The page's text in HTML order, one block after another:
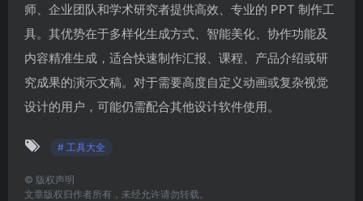
师、企业团队和学术研究者提供高效、专业的 PPT 制作工
具。其优势在于多样化生成方式、智能美化、协作功能及
内容精准生成，适合快速制作汇报、课程、产品介绍或研
究成果的演示文稿。对于需要高度自定义动画或复杂视觉
设计的用户，可能仍需配合其他设计软件使用。
# 工具大全
© 版权声明
文章版权归作者所有，未经允许请勿转载。